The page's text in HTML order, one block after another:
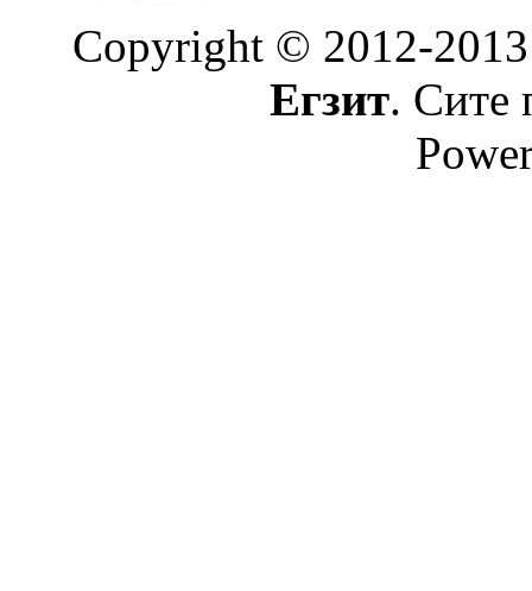
Copyright © 2012-
Егзит. Сите